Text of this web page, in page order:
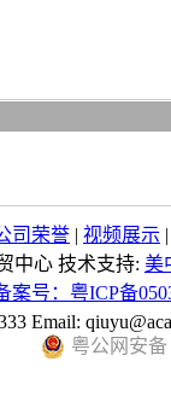
司荣誉 | 视频展示
中心 技术支持: 美
案号：粤ICP备
Email:
粤公网安备